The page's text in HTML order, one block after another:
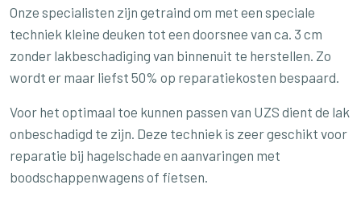
Onze specialisten zijn getraind om met een speciale
techniek kleine deuken tot een doorsnee van ca. 3 cm
zonder lakbeschadiging van binnenuit te herstellen. Zo
wordt er maar liefst 50% op reparatiekosten bespaard.
Voor het optimaal toe kunnen passen van UZS dient de lak
onbeschadigd te zijn. Deze techniek is zeer geschikt voor
reparatie bij hagelschade en aanvaringen met
boodschappenwagens of fietsen.